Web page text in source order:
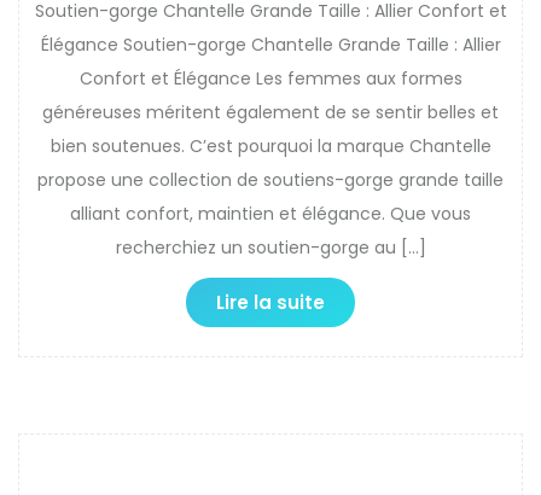
Soutien-gorge Chantelle Grande Taille : Allier Confort et
Élégance Soutien-gorge Chantelle Grande Taille : Allier
Confort et Élégance Les femmes aux formes
généreuses méritent également de se sentir belles et
bien soutenues. C’est pourquoi la marque Chantelle
propose une collection de soutiens-gorge grande taille
alliant confort, maintien et élégance. Que vous
recherchiez un soutien-gorge au […]
Lire la suite